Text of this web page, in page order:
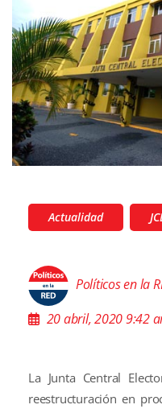
Actualidad
Políticos en la
20 abril, 2020 9:42
La Junta Central
reestructuración en